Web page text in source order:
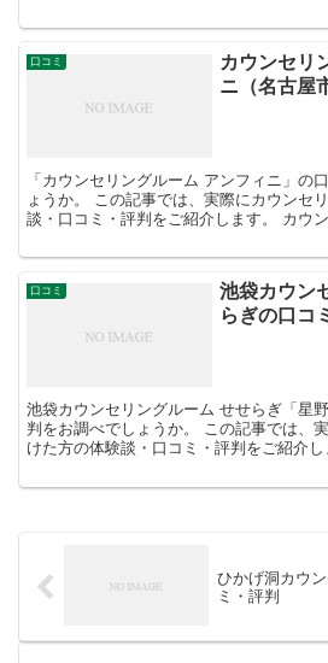
口コミ
カウンセリ
ニ（名古屋
「カウンセリングルーム アンフィニ」の
ょうか。 この記事では、実際にカウンセ
談・口コミ・評判をご紹介します。 カウ
口コミ
池袋カウン
らぎの口コ
池袋カウンセリングルーム せせらぎ「星
判をお調べでしょうか。 この記事では、
けた方の体験談・口コミ・評判をご紹介
ひかげ洞カウ
ミ・評判